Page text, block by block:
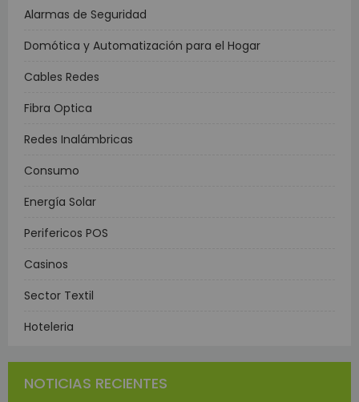
Alarmas de Seguridad
Domótica y Automatización para el Hogar
Cables Redes
Fibra Optica
Redes Inalámbricas
Consumo
Energía Solar
Perifericos POS
Casinos
Sector Textil
Hoteleria
NOTICIAS RECIENTES